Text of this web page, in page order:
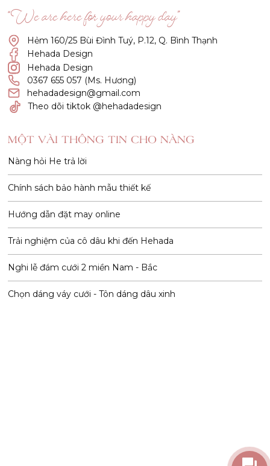
“We are here for your happy day”
Hẻm 160/25 Bùi Đình Tuý, P.12, Q. Bình Thạnh
Hehada Design
Hehada Design
0367 655 057 (Ms. Hương)
hehadadesign@gmail.com
Theo dõi tiktok @hehadadesign
MỘT VÀI THÔNG TIN CHO NÀNG
Nàng hỏi He trả lời
Chính sách bảo hành mẫu thiết kế
Hướng dẫn đặt may online
Trải nghiệm của cô dâu khi đến Hehada
Nghi lễ đám cưới 2 miền Nam - Bắc
Chọn dáng váy cưới - Tôn dáng dâu xinh